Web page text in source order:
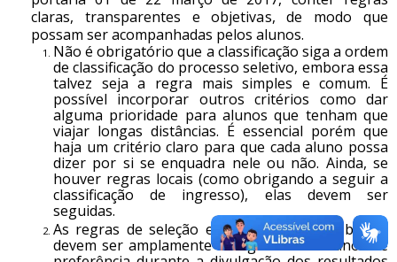
claras, transparentes e objetivas, de modo que
possam ser acompanhadas pelos alunos.
Não é obrigatório que a classificação siga a ordem
de classificação do processo seletivo, embora essa
talvez seja a regra mais simples e comum. É
possível incorporar outros critérios como dar
alguma prioridade para alunos que tenham que
viajar longas distâncias. É essencial porém que
haja um critério claro para que cada aluno possa
dizer por si se enquadra nele ou não. Ainda, se
houver regras locais (como obrigando a seguir a
classificação de ingresso), elas devem ser
seguidas.
As regras de seleção e classificação para bolsas
devem ser amplamente divulgadas aos alunos de